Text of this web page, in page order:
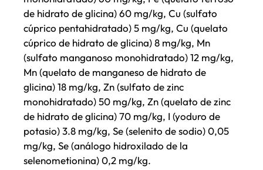
de hidrato de glicina) 60 mg/kg, Cu (sulfato
cúprico pentahidratado) 5 mg/kg, Cu (quelato
cúprico de hidrato de glicina) 8 mg/kg, Mn
(sulfato manganoso monohidratado) 12 mg/kg,
Mn (quelato de manganeso de hidrato de
glicina) 18 mg/kg, Zn (sulfato de zinc
monohidratado) 50 mg/kg, Zn (quelato de zinc
de hidrato de glicina) 70 mg/kg, I (yoduro de
potasio) 3.8 mg/kg, Se (selenito de sodio) 0,05
mg/kg, Se (análogo hidroxilado de la
selenometionina) 0,2 mg/kg.